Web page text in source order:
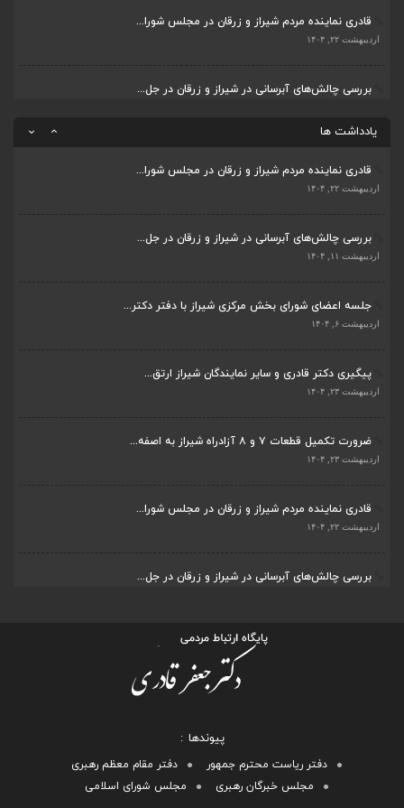
قادری نماینده مردم شیراز و زرقان در مجلس شورا...
اردیبهشت ۲۲, ۱۴۰۴
بررسی چالش‌های آبرسانی در شیراز و زرقان در جل...
یادداشت ها
پیگیری دکتر قادری و سایر نمایندگان شیراز ارتق...
قادری نماینده مردم شیراز و زرقان در مجلس شورا...
اردیبهشت ۲۲, ۱۴۰۴
بررسی چالش‌های آبرسانی در شیراز و زرقان در جل...
اردیبهشت ۱۱, ۱۴۰۴
جلسه اعضای شورای بخش مرکزی شیراز با دفتر دکتر...
اردیبهشت ۶, ۱۴۰۴
پیگیری دکتر قادری و سایر نمایندگان شیراز ارتق...
اردیبهشت ۲۳, ۱۴۰۴
ضرورت تکمیل قطعات ۷ و ۸ آزادراه شیراز به اصفه...
اردیبهشت ۲۳, ۱۴۰۴
قادری نماینده مردم شیراز و زرقان در مجلس شورا...
اردیبهشت ۲۲, ۱۴۰۴
بررسی چالش‌های آبرسانی در شیراز و زرقان در جل...
پیوندها
دفتر ریاست محترم جمهور
دفتر مقام معظم رهبری
مجلس خبرگان رهبری
مجلس شورای اسلامی